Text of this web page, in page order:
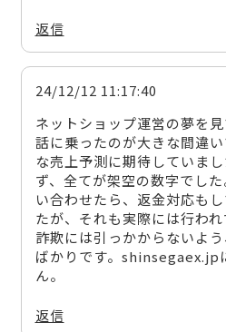
返信
24/12/12 11:17:40
ネットショップ運営の夢を
話に乗ったのが大きな間違
な売上予測に期待していま
ず、全てが架空の数字でし
い合わせたら、返金対応も
たが、それも実際には行わ
詐欺には引っかからないよ
ばかりです。shinsegaex.jp
ん。
返信